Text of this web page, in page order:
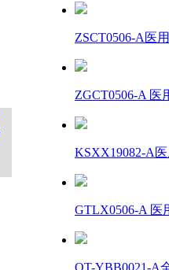
ZSCT0506-A医
ZGCT0506-A
KSXX19082-A
GTLX0506-A 医
QT-YBB0021-A